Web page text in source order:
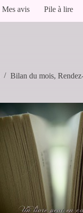
Mes avis Pile à lire
Bilan du mois,